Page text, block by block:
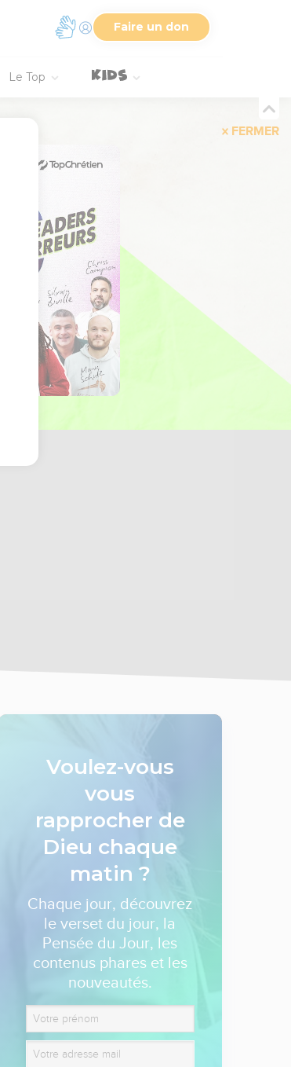
Faire un don
Le Top
FERMER
Voulez-vous
vous
rapprocher de
Dieu chaque
matin ?
Chaque jour, découvrez
le verset du jour, la
Pensée du Jour, les
contenus phares et les
nouveautés.